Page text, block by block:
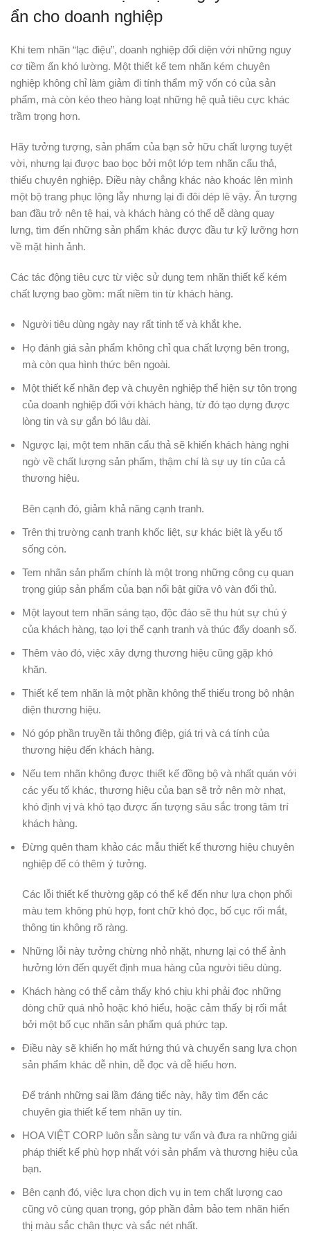
ẩn cho doanh nghiệp
Khi tem nhãn “lạc điệu”, doanh nghiệp đối diện với những nguy
cơ tiềm ẩn khó lường. Một thiết kế tem nhãn kém chuyên
nghiệp không chỉ làm giảm đi tính thẩm mỹ vốn có của sản
phẩm, mà còn kéo theo hàng loạt những hệ quả tiêu cực khác
trầm trọng hơn.
Hãy tưởng tượng, sản phẩm của bạn sở hữu chất lượng tuyệt
vời, nhưng lại được bao bọc bởi một lớp tem nhãn cẩu thả,
thiếu chuyên nghiệp. Điều này chẳng khác nào khoác lên mình
một bộ trang phục lộng lẫy nhưng lại đi đôi dép lê vậy. Ấn tượng
ban đầu trở nên tệ hại, và khách hàng có thể dễ dàng quay
lưng, tìm đến những sản phẩm khác được đầu tư kỹ lưỡng hơn
về mặt hình ảnh.
Các tác động tiêu cực từ việc sử dụng tem nhãn thiết kế kém
chất lượng bao gồm: mất niềm tin từ khách hàng.
Người tiêu dùng ngày nay rất tinh tế và khắt khe.
Họ đánh giá sản phẩm không chỉ qua chất lượng bên trong,
mà còn qua hình thức bên ngoài.
Một thiết kế nhãn đẹp và chuyên nghiệp thể hiện sự tôn trọng
của doanh nghiệp đối với khách hàng, từ đó tạo dựng được
lòng tin và sự gắn bó lâu dài.
Ngược lại, một tem nhãn cẩu thả sẽ khiến khách hàng nghi
ngờ về chất lượng sản phẩm, thậm chí là sự uy tín của cả
thương hiệu.
Bên cạnh đó, giảm khả năng cạnh tranh.
Trên thị trường cạnh tranh khốc liệt, sự khác biệt là yếu tố
sống còn.
Tem nhãn sản phẩm chính là một trong những công cụ quan
trọng giúp sản phẩm của bạn nổi bật giữa vô vàn đối thủ.
Một layout tem nhãn sáng tạo, độc đáo sẽ thu hút sự chú ý
của khách hàng, tạo lợi thế cạnh tranh và thúc đẩy doanh số.
Thêm vào đó, việc xây dựng thương hiệu cũng gặp khó
khăn.
Thiết kế tem nhãn là một phần không thể thiếu trong bộ nhận
diện thương hiệu.
Nó góp phần truyền tải thông điệp, giá trị và cá tính của
thương hiệu đến khách hàng.
Nếu tem nhãn không được thiết kế đồng bộ và nhất quán với
các yếu tố khác, thương hiệu của bạn sẽ trở nên mờ nhạt,
khó định vị và khó tạo được ấn tượng sâu sắc trong tâm trí
khách hàng.
Đừng quên tham khảo các mẫu thiết kế thương hiệu chuyên
nghiệp để có thêm ý tưởng.
Các lỗi thiết kế thường gặp có thể kể đến như lựa chọn phối
màu tem không phù hợp, font chữ khó đọc, bố cục rối mắt,
thông tin không rõ ràng.
Những lỗi này tưởng chừng nhỏ nhặt, nhưng lại có thể ảnh
hưởng lớn đến quyết định mua hàng của người tiêu dùng.
Khách hàng có thể cảm thấy khó chịu khi phải đọc những
dòng chữ quá nhỏ hoặc khó hiểu, hoặc cảm thấy bị rối mắt
bởi một bố cục nhãn sản phẩm quá phức tạp.
Điều này sẽ khiến họ mất hứng thú và chuyển sang lựa chọn
sản phẩm khác dễ nhìn, dễ đọc và dễ hiểu hơn.
Để tránh những sai lầm đáng tiếc này, hãy tìm đến các
chuyên gia thiết kế tem nhãn uy tín.
HOA VIỆT CORP luôn sẵn sàng tư vấn và đưa ra những giải
pháp thiết kế phù hợp nhất với sản phẩm và thương hiệu của
bạn.
Bên cạnh đó, việc lựa chọn dịch vụ in tem chất lượng cao
cũng vô cùng quan trọng, góp phần đảm bảo tem nhãn hiển
thị màu sắc chân thực và sắc nét nhất.